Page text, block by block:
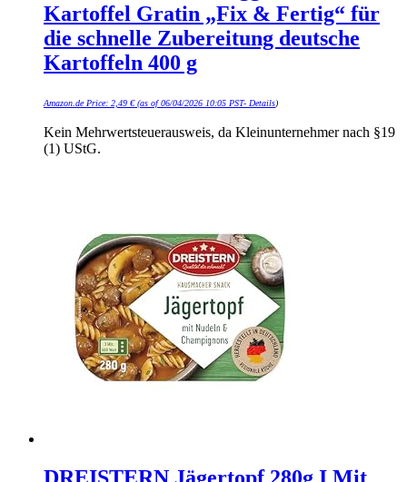
Kartoffel Gratin „Fix & Fertig“ für
die schnelle Zubereitung deutsche
Kartoffeln 400 g
Amazon.de Price: 2,49 €(as of 06/04/2026 10:05 PST- Details)
Kein Mehrwertsteuerausweis, da Kleinunternehmer nach §19
(1) UStG.
DREISTERN Jägertopf 280g I Mit